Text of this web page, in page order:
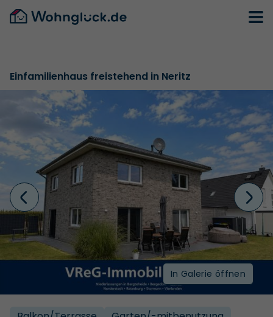
Einfamilienhaus freistehend in Neritz
In Galerie öffnen